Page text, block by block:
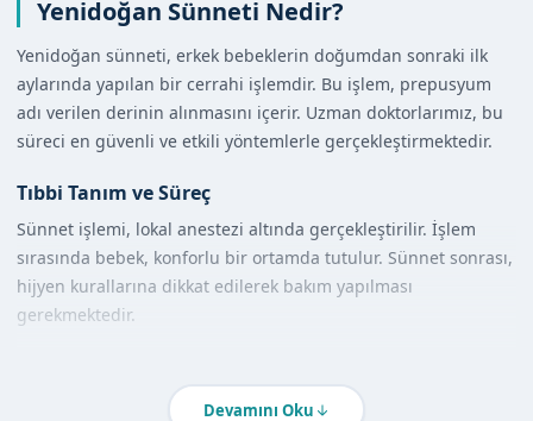
Yenidoğan Sünneti Nedir?
Yenidoğan sünneti, erkek bebeklerin doğumdan sonraki ilk
aylarında yapılan bir cerrahi işlemdir. Bu işlem, prepusyum
adı verilen derinin alınmasını içerir. Uzman doktorlarımız, bu
süreci en güvenli ve etkili yöntemlerle gerçekleştirmektedir.
Tıbbi Tanım ve Süreç
Sünnet işlemi, lokal anestezi altında gerçekleştirilir. İşlem
sırasında bebek, konforlu bir ortamda tutulur. Sünnet sonrası,
hijyen kurallarına dikkat edilerek bakım yapılması
gerekmektedir.
Yenidoğan sünneti, diğer yaş gruplarına göre daha az
Devamını Oku